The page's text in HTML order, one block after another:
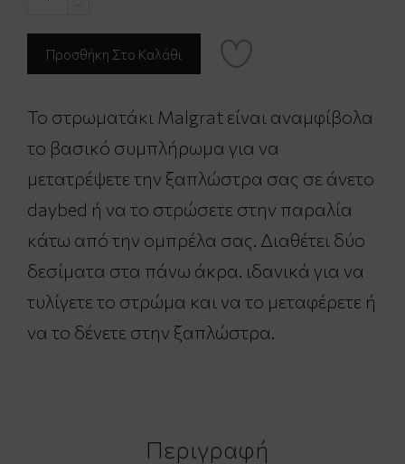
Το στρωματάκι Malgrat είναι αναμφίβολα
το βασικό συμπλήρωμα για να
μετατρέψετε την ξαπλώστρα σας σε άνετο
daybed ή να το στρώσετε στην παραλία
κάτω από την ομπρέλα σας. Διαθέτει δύο
δεσίματα στα πάνω άκρα. ιδανικά για να
τυλίγετε το στρώμα και να το μεταφέρετε ή
να το δένετε στην ξαπλώστρα.
Περιγραφή